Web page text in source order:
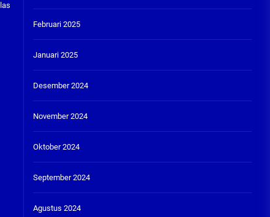
Februari 2025
Januari 2025
Desember 2024
November 2024
Oktober 2024
September 2024
Agustus 2024